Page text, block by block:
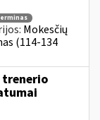
Mokesčių
(114-134
trenerio